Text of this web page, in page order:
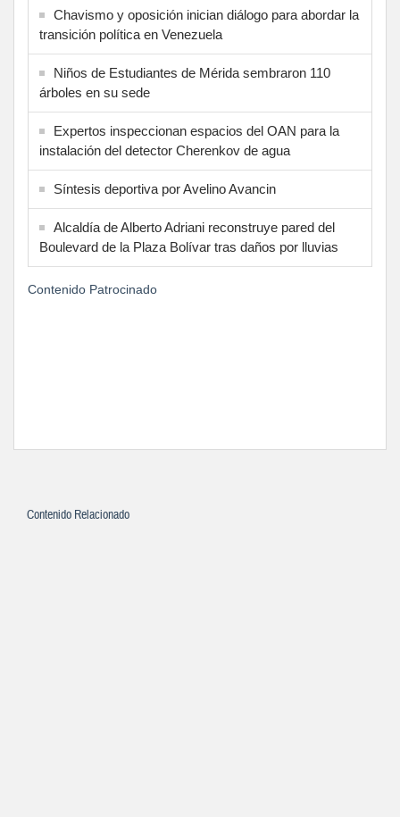
Chavismo y oposición inician diálogo para abordar la
transición política en Venezuela
Niños de Estudiantes de Mérida sembraron 110
árboles en su sede
Expertos inspeccionan espacios del OAN para la
instalación del detector Cherenkov de agua
Síntesis deportiva por Avelino Avancin
Alcaldía de Alberto Adriani reconstruye pared del
Boulevard de la Plaza Bolívar tras daños por lluvias
Contenido Patrocinado
Contenido Relacionado